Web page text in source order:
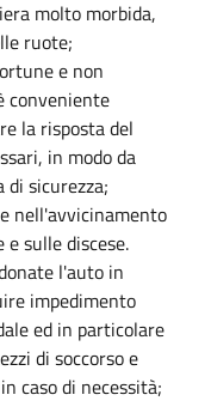
molto morbida,
ruote;
e non
conveniente
la risposta del
in modo da
sicurezza;
nell'avvicinamento
sulle discese.
l'auto in
impedimento
ed in particolare
di soccorso e
caso di necessità;